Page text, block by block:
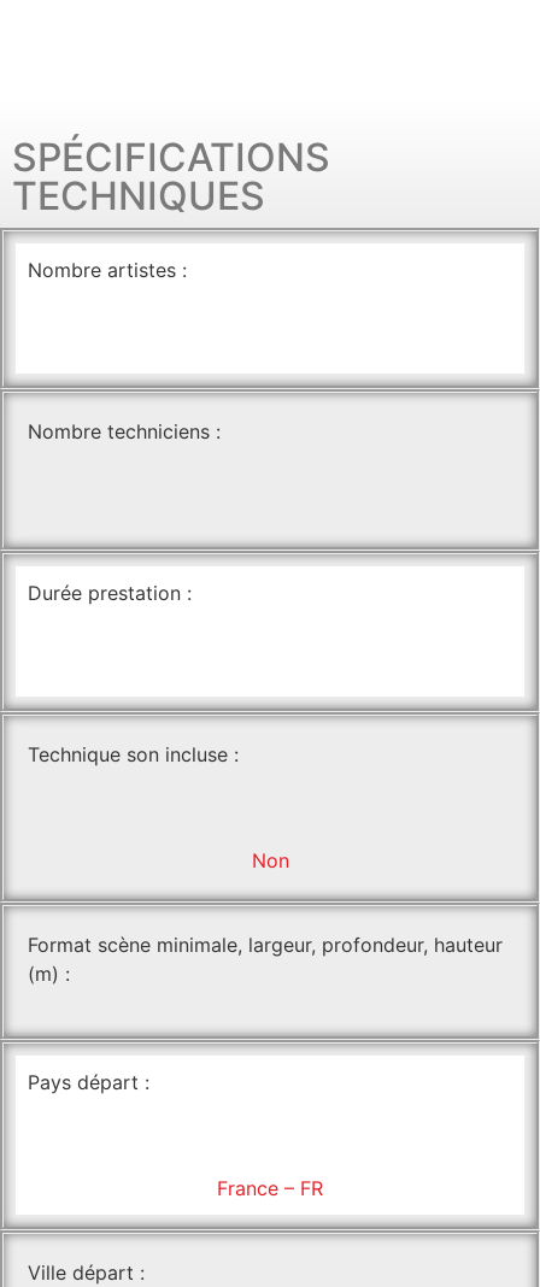
SPÉCIFICATIONS
TECHNIQUES
Nombre artistes :
Nombre techniciens :
Durée prestation :
Technique son incluse :
Non
Format scène minimale, largeur, profondeur, hauteur
(m) :
Pays départ :
France – FR
Ville départ :